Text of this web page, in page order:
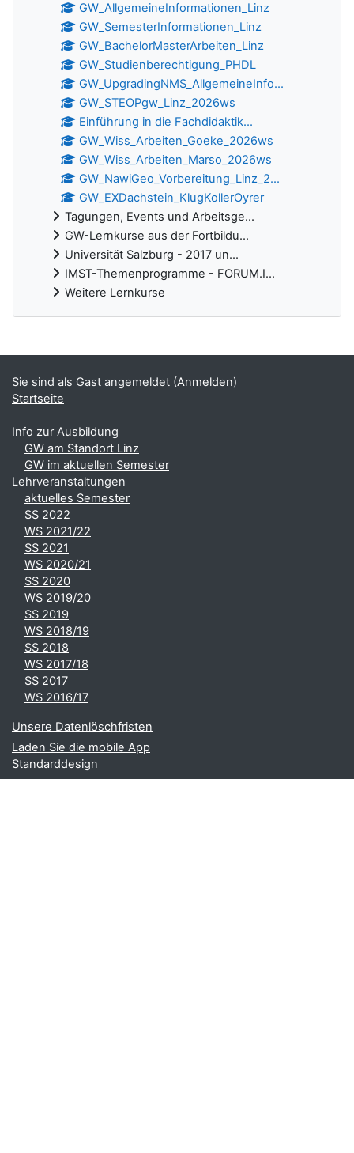
GW_AllgemeineInformationen_Linz
GW_SemesterInformationen_Linz
GW_BachelorMasterArbeiten_Linz
GW_Studienberechtigung_PHDL
GW_UpgradingNMS_AllgemeineInfo...
GW_STEOPgw_Linz_2026ws
Einführung in die Fachdidaktik...
GW_Wiss_Arbeiten_Goeke_2026ws
GW_Wiss_Arbeiten_Marso_2026ws
GW_NawiGeo_Vorbereitung_Linz_2...
GW_EXDachstein_KlugKollerOyrer
Tagungen, Events und Arbeitsge...
GW-Lernkurse aus der Fortbildu...
Universität Salzburg - 2017 un...
IMST-Themenprogramme - FORUM.I...
Weitere Lernkurse
Ergänzungsblöcke
Sie sind als Gast angemeldet (Anmelden)
Startseite
Info zur Ausbildung
GW am Standort Linz
GW im aktuellen Semester
Lehrveranstaltungen
aktuelles Semester
SS 2022
WS 2021/22
SS 2021
WS 2020/21
SS 2020
WS 2019/20
SS 2019
WS 2018/19
SS 2018
WS 2017/18
SS 2017
WS 2016/17
Unsere Datenlöschfristen
Laden Sie die mobile App
Standarddesign